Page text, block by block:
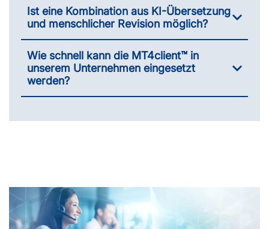
Ist eine Kombination aus KI-Übersetzung
und menschlicher Revision möglich?
Wie schnell kann die MT4client™ in
unserem Unternehmen eingesetzt
werden?